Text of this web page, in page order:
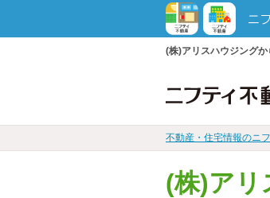
(株)アリスハウジング
不動産・住宅情報のニ
(株)アリ